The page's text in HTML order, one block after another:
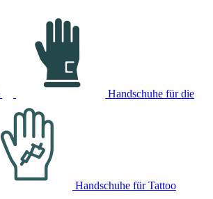
Handschuhe für die
Handschuhe für Tattoo